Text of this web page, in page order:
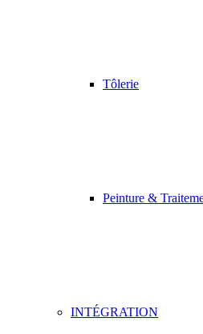
Tôlerie
Peinture &
INTÉGRATION